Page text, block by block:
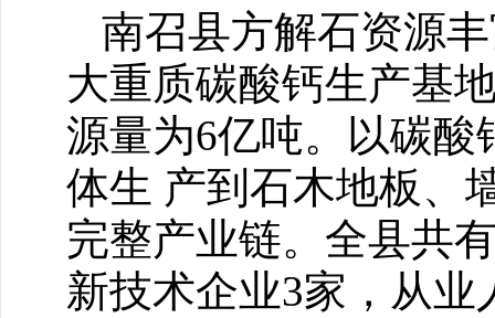
南召县方解石资源
大重质碳酸钙生产基
源量为6亿吨。以碳
体生 产到石木地板、
完整产业链。全县共
新技术企业3家，从业